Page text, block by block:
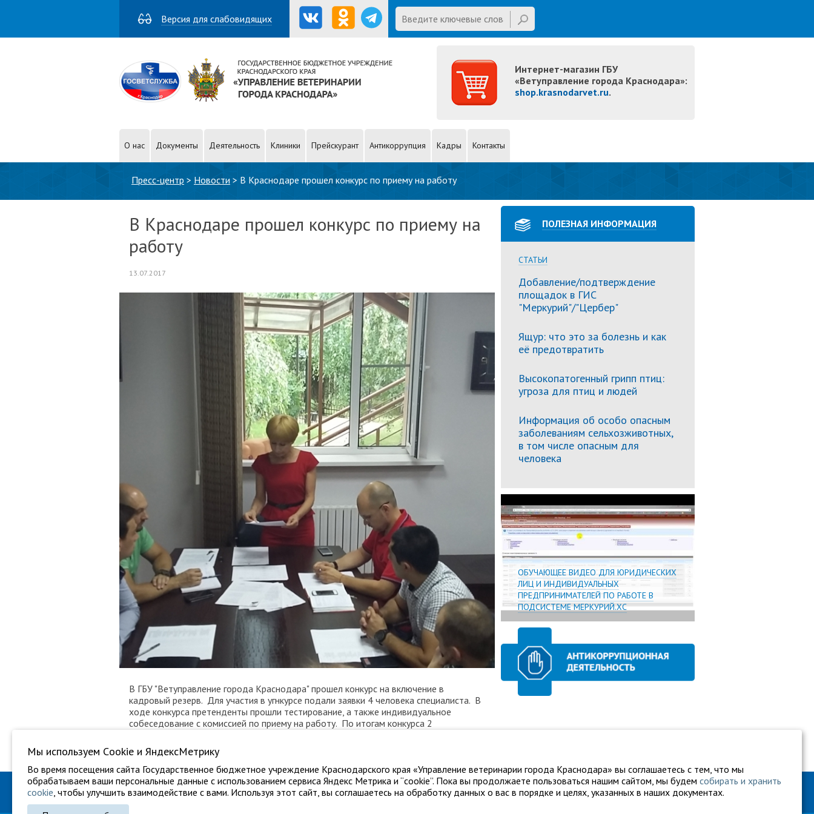
Версия для слабовидящих
Website
Введите ключевые слова для
поиска
Интернет-магазин ГБУ
«Ветуправление города Краснодара»:
shop.krasnodarvet.ru.
О нас Документы Деятельность Клиники Прейскурант Антикоррупция Кадры Контакты
Пресс-центр > Новости > В Краснодаре прошел конкурс по приему на работу
В Краснодаре прошел конкурс по приему на
работу
13.07.2017
В ГБУ "Ветуправление города Краснодара" прошел конкурс на включение в
кадровый резерв. Для участия в угнкурсе подали заявки 4 человека специалиста. В
ходе конкурса претенденты прошли тестирование, а также индивидуальное
собеседование с комиссией по приему на работу. По итогам конкурса 2
"Ветуправление города Краснодара".
ПОЛЕЗНАЯ ИНФОРМАЦИЯ
СТАТЬИ
Добавление/подтверждение
площадок в ГИС
"Меркурий"/"Цербер"
Ящур: что это за болезнь и как
её предотвратить
Высокопатогенный грипп птиц:
угроза для птиц и людей
Информация об особо опасным
заболеваниям сельхозживотных,
в том числе опасным для
человека
ОБУЧАЮЩЕЕ ВИДЕО ДЛЯ ЮРИДИЧЕСКИХ
ЛИЦ И ИНДИВИДУАЛЬНЫХ
ПРЕДПРИНИМАТЕЛЕЙ ПО РАБОТЕ В
ПОДСИСТЕМЕ МЕРКУРИЙ.ХС
ГБУ "Ветуправление города Краснодара" Адрес: г. Краснодар, ул. Карасунская, 110 Тел.: +7 861 260-27-94 gukkvu42@kubanvet.ru
Мы используем Сookie и ЯндексМетрику
Во время посещения сайта Государственное бюджетное учреждение Краснодарского края «Управление ветеринарии города Краснодара» вы соглашаетесь с тем, что мы
обрабатываем ваши персональные данные с использованием сервиса Яндекс Метрика и “cookie”. Пока вы продолжаете пользоваться нашим сайтом, мы будем собирать и хранить
cookie, чтобы улучшить взаимодействие с вами. Используя этот сайт, вы соглашаетесь на обработку данных о вас в порядке и целях, указанных в наших документах.